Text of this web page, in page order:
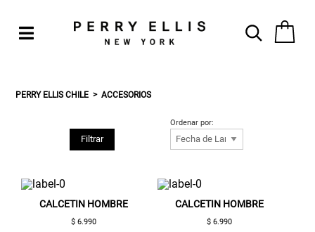
PERRY ELLIS CHILE ACCESORIOS
Filtrar
Ordenar por:
CALCETIN HOMBRE
$ 6.990
CALCETIN HOMBRE
$ 6.990